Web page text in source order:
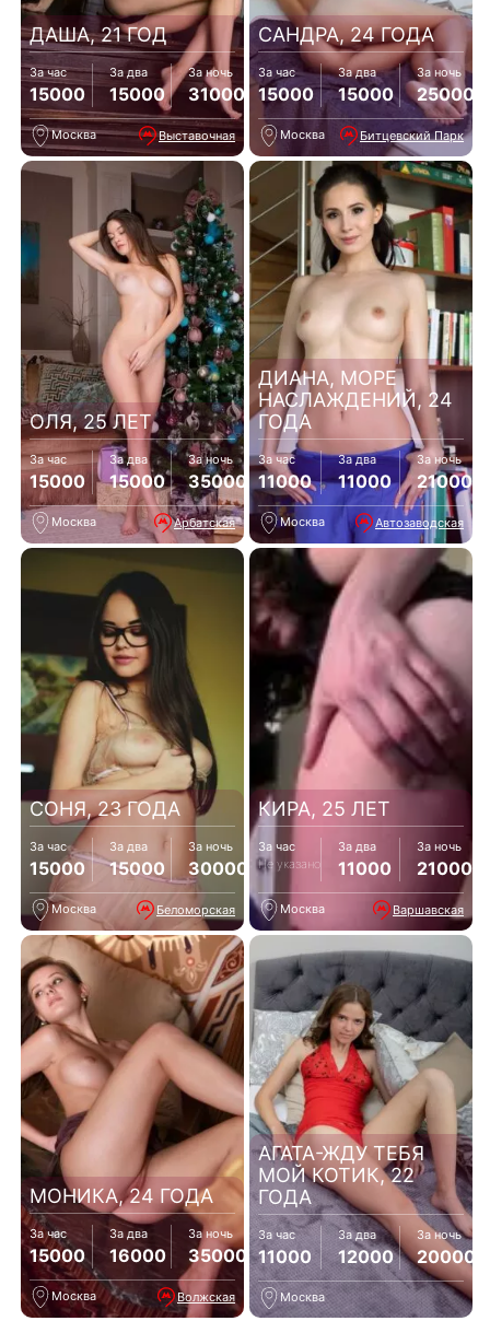
ДАША, 21 ГОД
За час
15000
За два
15000
За ночь
31000
Москва Выставочная
САНДРА, 24 ГОДА
За час
15000
За два
15000
За ночь
25000
Москва Битцевский Парк
ОЛЯ, 25 ЛЕТ
За час
15000
За два
15000
За ночь
35000
Москва Арбатская
ДИАНА, МОРЕ
НАСЛАЖДЕНИЙ, 24
ГОДА
За час
11000
За два
11000
За ночь
21000
Москва Автозаводская
СОНЯ, 23 ГОДА
За час
15000
За два
15000
За ночь
30000
Москва Беломорская
КИРА, 25 ЛЕТ
За час
Не указано
За два
11000
За ночь
21000
Москва Варшавская
МОНИКА, 24 ГОДА
За час
15000
За два
16000
За ночь
35000
Москва Волжская
АГАТА-ЖДУ ТЕБЯ
МОЙ КОТИК, 22
ГОДА
За час
11000
За два
12000
За ночь
20000
Москва